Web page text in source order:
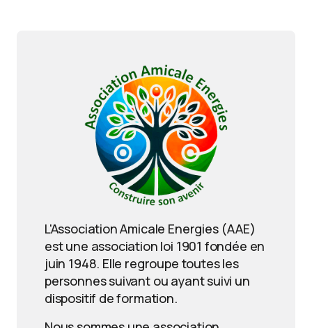
L'Association Amicale Energies (AAE)
est une association loi 1901 fondée en
juin 1948. Elle regroupe toutes les
personnes suivant ou ayant suivi un
dispositif de formation.